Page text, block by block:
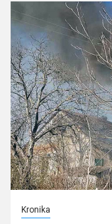
Kronika